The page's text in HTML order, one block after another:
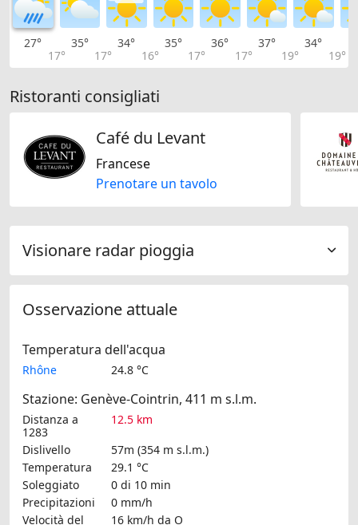
27°
17°
35°
17°
34°
16°
35°
17°
36°
17°
37°
19°
34°
19°
Ristoranti consigliati
Café du Levant
Francese
Prenotare un tavolo
Visionare radar pioggia
Osservazione attuale
Temperatura dell'acqua
Rhône 24.8 °C
Stazione: Genève-Cointrin, 411 m s.l.m.
Distanza a
1283
12.5 km
Dislivello
57m (354 m s.l.m.)
Temperatura
29.1 °C
Soleggiato
0 di 10 min
Precipitazioni
0 mm/h
Velocità del
16 km/h da O